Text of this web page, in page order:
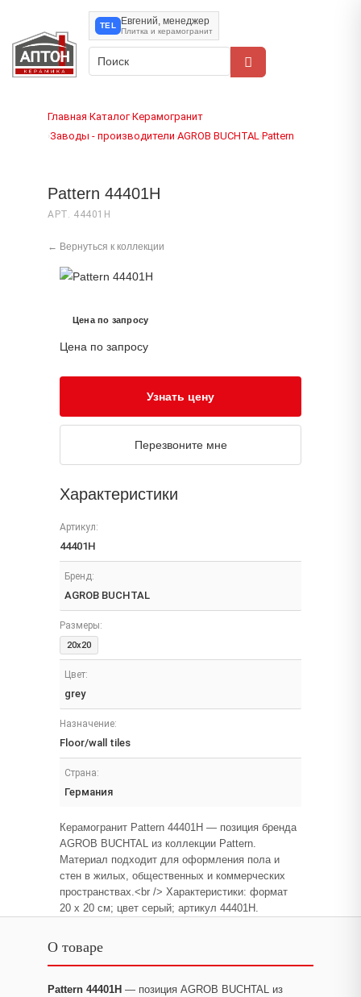
TEL Евгений, менеджер
Плитка и керамогранит
Главная›Каталог›Керамогранит
›Заводы - производители›AGROB BUCHTAL›Pattern
Pattern 44401H
АРТ. 44401H
← Вернуться к коллекции
Цена по запросу
Цена по запросу
Узнать цену
Перезвоните мне
Характеристики
Артикул:
44401H
Бренд:
AGROB BUCHTAL
Размеры:
20x20
Цвет:
grey
Назначение:
Floor/wall tiles
Страна:
Германия
Керамогранит Pattern 44401H — позиция бренда
AGROB BUCHTAL из коллекции Pattern.
Материал подходит для оформления пола и
стен в жилых, общественных и коммерческих
пространствах.<br /> Характеристики: формат
20 x 20 см; цвет серый; артикул 44401H.
О товаре
Pattern 44401H — позиция AGROB BUCHTAL из